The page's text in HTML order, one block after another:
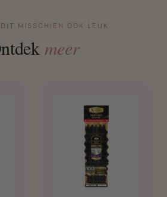
MISSCHIEN OOK LEUK
meer